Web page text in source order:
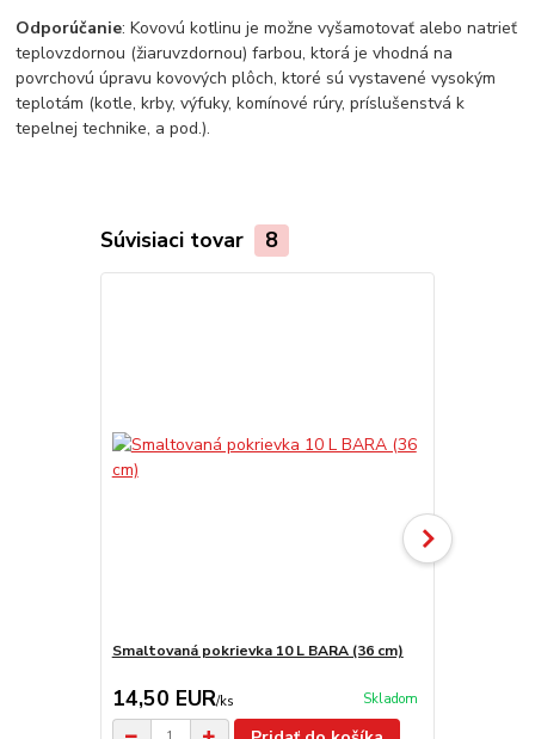
Odporúčanie: Kovovú kotlinu je možne vyšamotovať alebo natrieť
teplovzdornou (žiaruvzdornou) farbou, ktorá je vhodná na
povrchovú úpravu kovových plôch, ktoré sú vystavené vysokým
teplotám (kotle, krby, výfuky, komínové rúry, príslušenstvá k
tepelnej technike, a pod.).
Súvisiaci tovar 8
Smaltovaná pokrievka 10 L BARA (36 cm)
14,50 EUR/ks Skladom